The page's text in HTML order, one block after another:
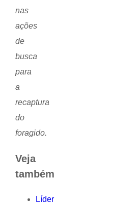
nas
ações
de
busca
para
a
recaptura
do
foragido.
Veja
também
Líder